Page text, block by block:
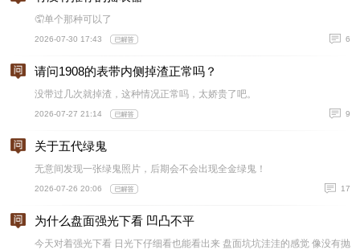
🤦单个那种可以了
2026-07-30 17:43 6
请问1908的表带内侧掉渣正常吗？
没带过几次就掉渣，这种情况正常吗，太娇贵了吧。
2026-07-27 21:14 9
关于五代绿鬼
无意间发现一张绿鬼照片，后期会不会出现全金绿鬼！
2026-07-26 20:06 17
为什么盘面强光下看 凹凸不平
今天对着强光下看 日光下仔细看也能看出来 盘面坑坑洼洼的感觉 像没有抛